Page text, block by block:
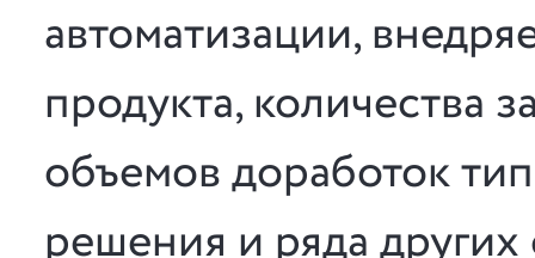
автоматизации,
продукта, количества
объемов доработок
решения и ряда